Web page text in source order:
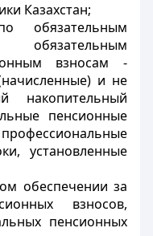
Казахстан;
обязательным
взносам -
и не
накопительный
пенсионные
установленные
обеспечении за
взносов,
пенсионных